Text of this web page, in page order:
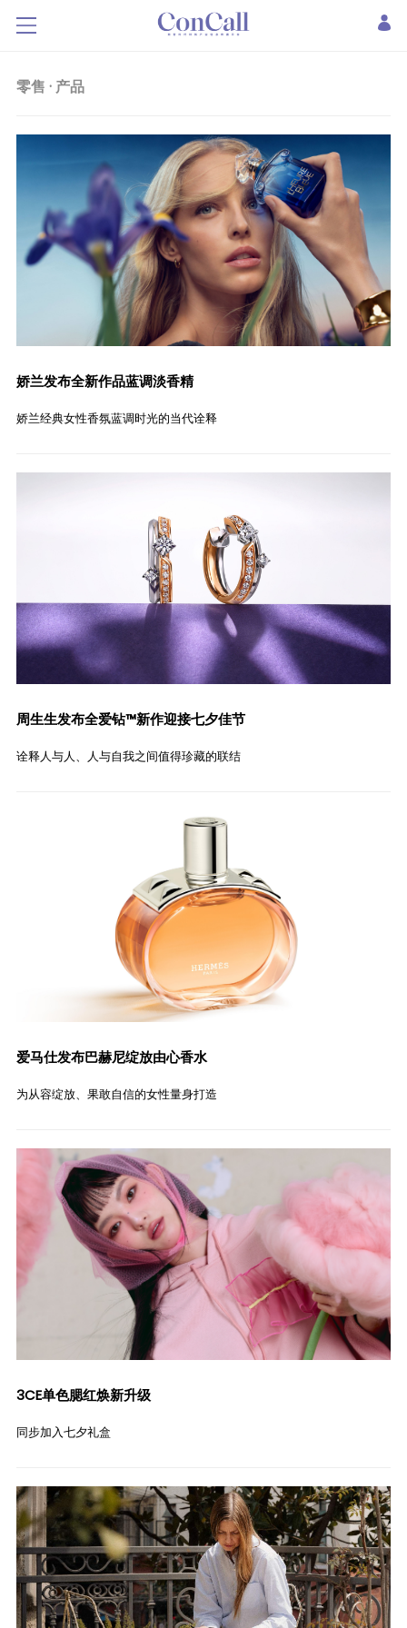
零售 ·产品
娇兰发布全新作品蓝调淡香精
娇兰经典女性香氛蓝调时光的当代诠释
周生生发布全爱钻™新作迎接七夕佳节
诠释人与人、人与自我之间值得珍藏的联结
爱马仕发布巴赫尼绽放由心香水
为从容绽放、果敢自信的女性量身打造
3CE单色腮红焕新升级
同步加入七夕礼盒